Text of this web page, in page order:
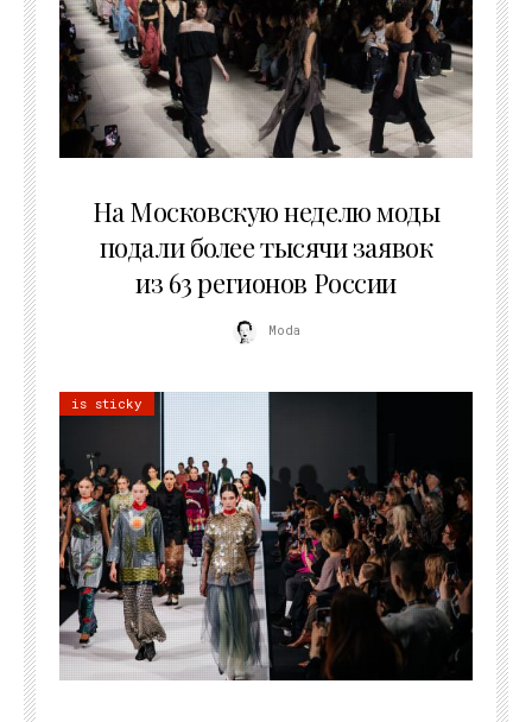
На Московскую неделю моды
подали более тысячи заявок
из 63 регионов России
Moda
is sticky